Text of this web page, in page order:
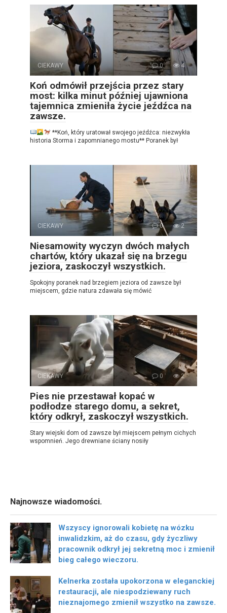
CIEKAWY 0 4
Koń odmówił przejścia przez stary
most: kilka minut później ujawniona
tajemnica zmieniła życie jeźdźca na
zawsze.
**Koń, który uratował swojego jeźdźca: niezwykła
historia Storma i zapomnianego mostu** Poranek był
CIEKAWY 0 2
Niesamowity wyczyn dwóch małych
chartów, który ukazał się na brzegu
jeziora, zaskoczył wszystkich.
Spokojny poranek nad brzegiem jeziora od zawsze był
miejscem, gdzie natura zdawała się mówić
CIEKAWY 0 2
Pies nie przestawał kopać w
podłodze starego domu, a sekret,
który odkrył, zaskoczył wszystkich.
Stary wiejski dom od zawsze był miejscem pełnym cichych
wspomnień. Jego drewniane ściany nosiły
Najnowsze wiadomości.
Wszyscy ignorowali kobietę na wózku
inwalidzkim, aż do czasu, gdy życzliwy
pracownik odkrył jej sekretną moc i zmienił
bieg całego wieczoru.
Kelnerka została upokorzona w eleganckiej
restauracji, ale niespodziewany ruch
nieznajomego zmienił wszystko na zawsze.